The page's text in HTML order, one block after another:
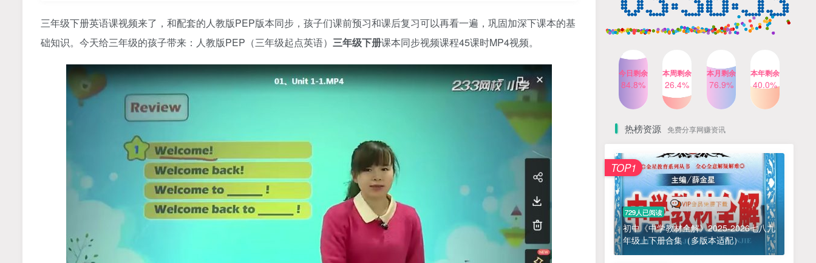
三年级下册英语课视频来了，和配套的人教版PEP版本同步，孩子们课前预习和课后复习可以再看一遍，巩固加深下课本的基
础知识。今天给三年级的孩子带来：人教版PEP（三年级起点英语） 三年级下册课本同步视频课程45课时MP4视频。
清华帅爸数学思维（抖音）|
小学+初中课程视频合集
动画课程715集+配套练习册
高清PDF
6个月前 412人已阅读
TOP6
今日剩余
84.8%
本周剩余
26.4%
本月剩余
76.9%
本年剩余
40.0%
热榜资源 免费分享网赚资讯
729人已阅读
初中《中学教材全解》2025-2026七八九
年级上下册合集（多版本适配）
TOP1